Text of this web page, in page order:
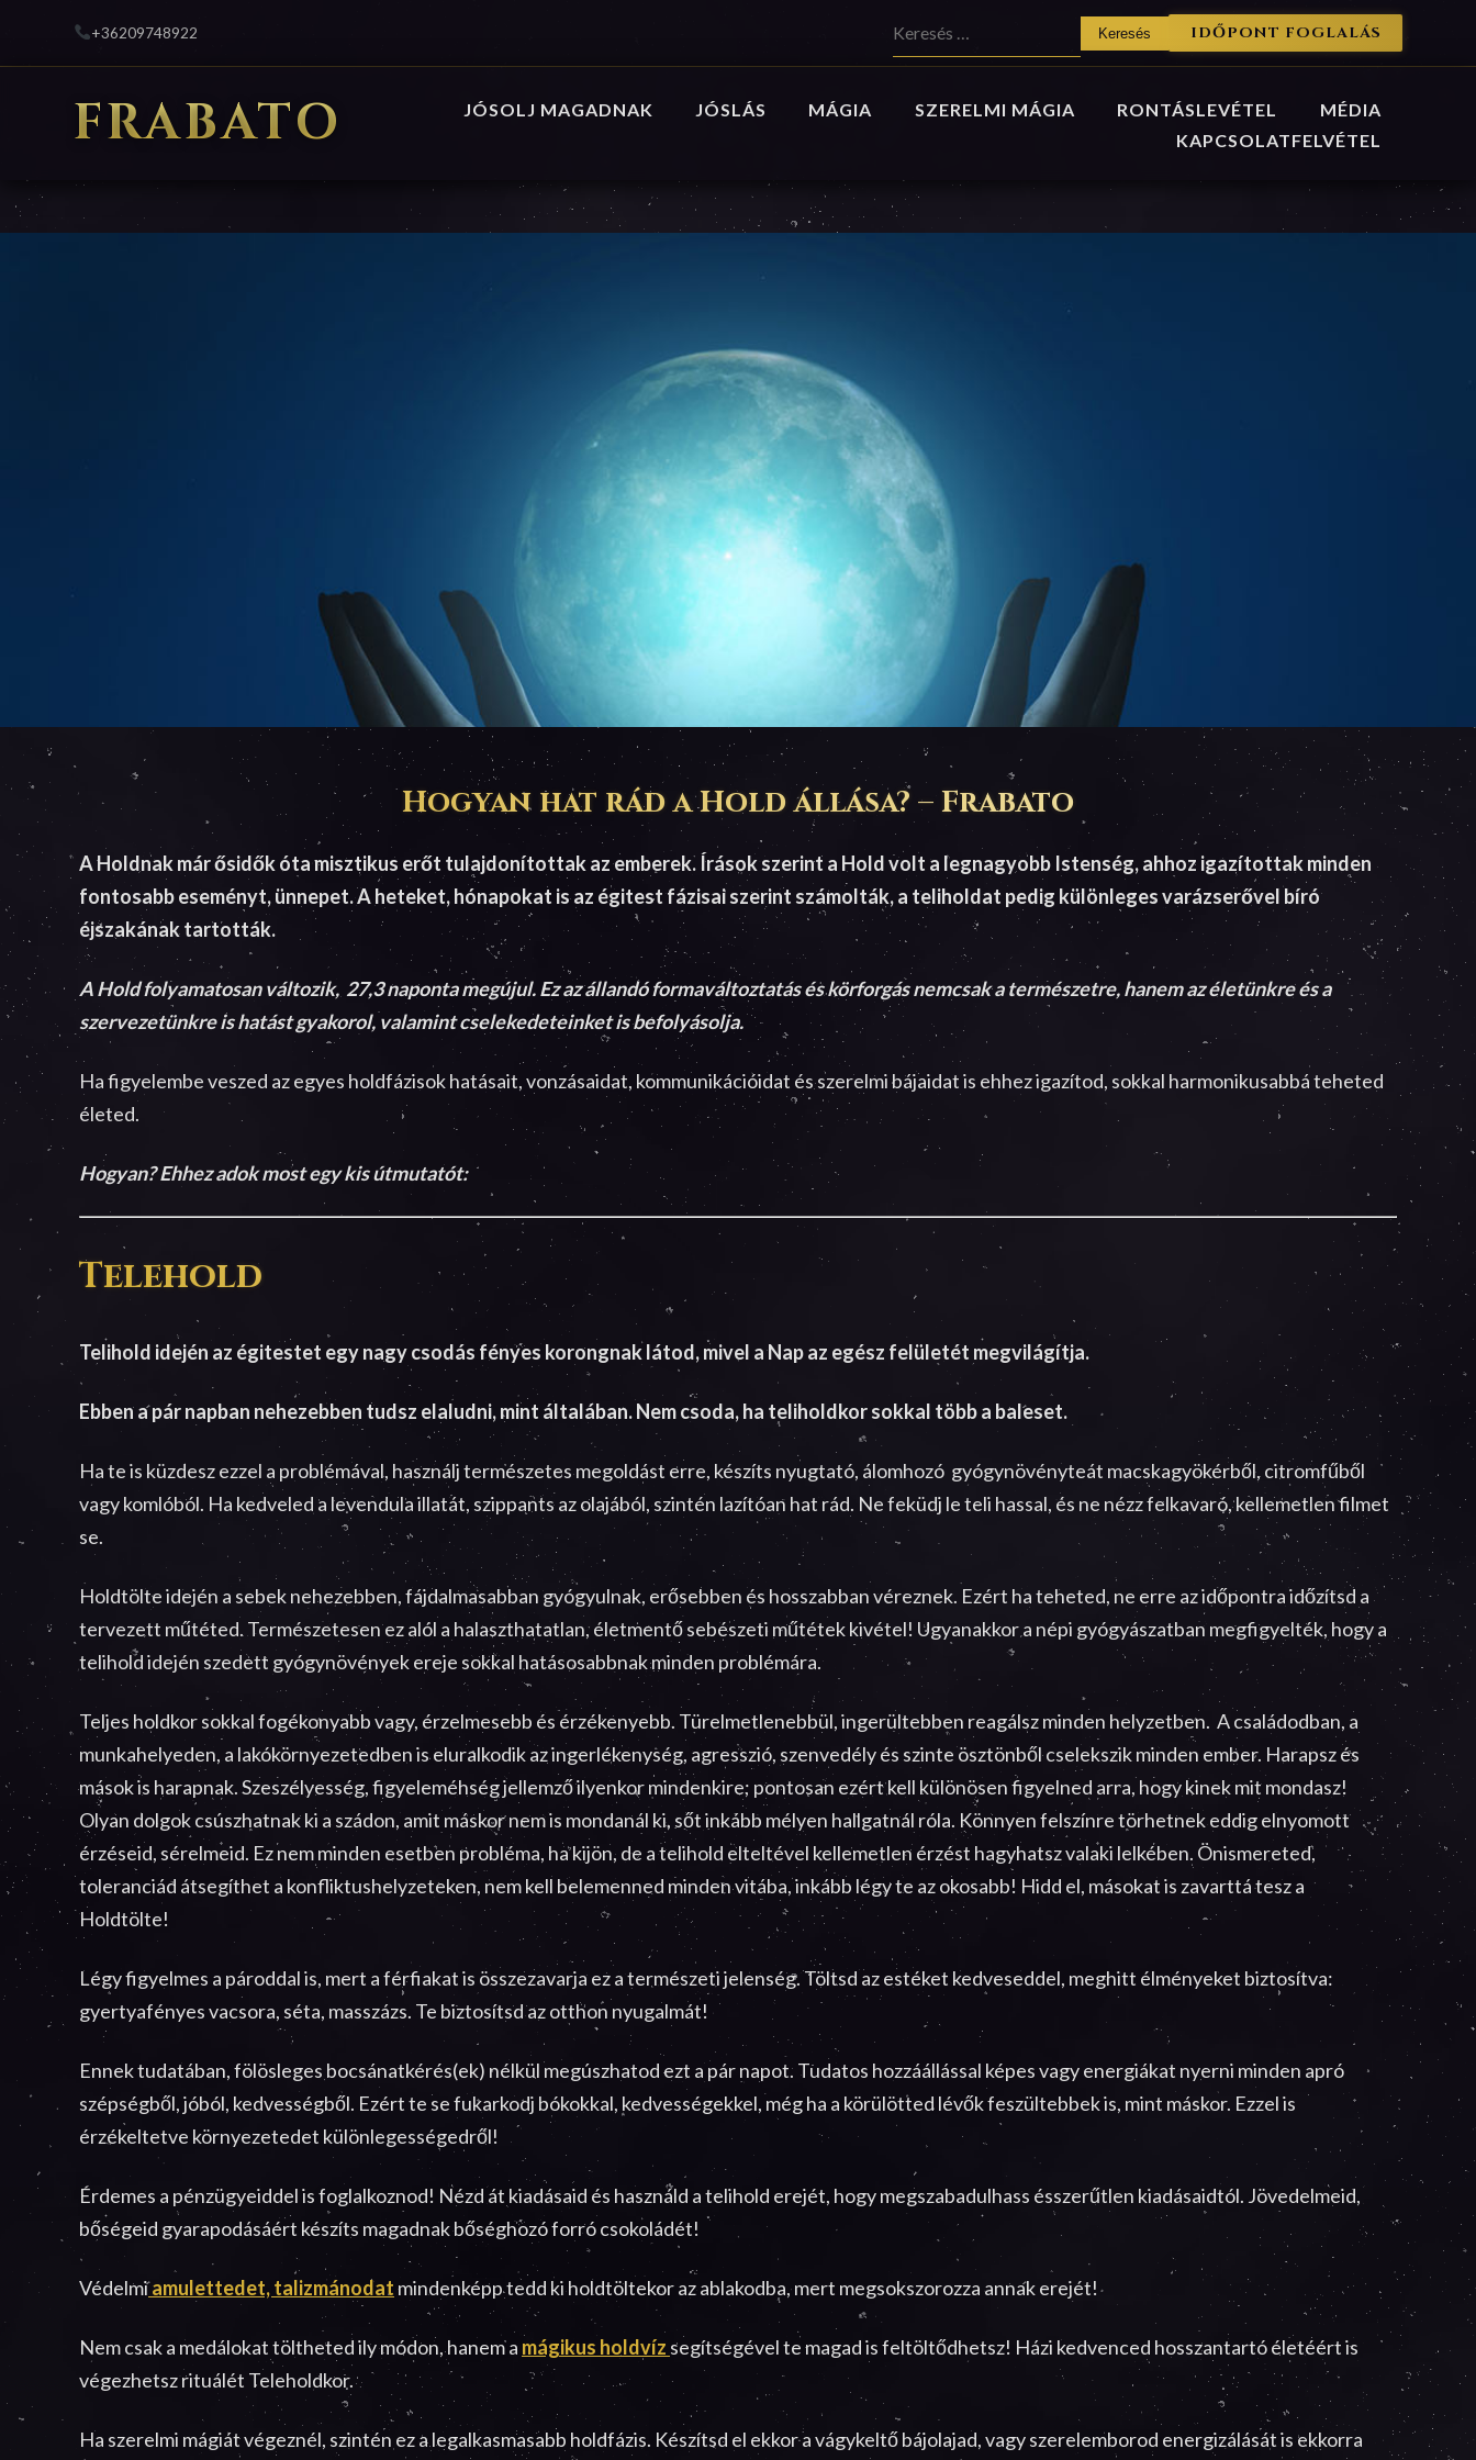
+36209748922 IDŐPONT FOGLALÁS
FRABATO JÓSOLJ MAGADNAK JÓSLÁS MÁGIA SZERELMI MÁGIA RONTÁSLEVÉTEL
MÉDIA
KAPCSOLATFELVÉTEL
Hogyan hat rád a Hold állása? – Frabato
A Holdnak már ősidők óta misztikus erőt tulajdonítottak az emberek. Írások szerint a Hold volt a legnagyobb Istenség, ahhoz igazítottak minden
fontosabb eseményt, ünnepet. A heteket, hónapokat is az égitest fázisai szerint számolták, a teliholdat pedig különleges varázserővel bíró
éjszakának tartották.
A Hold folyamatosan változik, 27,3 naponta megújul. Ez az állandó formaváltoztatás és körforgás nemcsak a természetre, hanem az életünkre és a
szervezetünkre is hatást gyakorol, valamint cselekedeteinket is befolyásolja.
Ha figyelembe veszed az egyes holdfázisok hatásait, vonzásaidat, kommunikációidat és szerelmi bájaidat is ehhez igazítod, sokkal harmonikusabbá teheted
életed.
Hogyan? Ehhez adok most egy kis útmutatót:
Telehold
Telihold idején az égitestet egy nagy csodás fényes korongnak látod, mivel a Nap az egész felületét megvilágítja.
Ebben a pár napban nehezebben tudsz elaludni, mint általában. Nem csoda, ha teliholdkor sokkal több a baleset.
Ha te is küzdesz ezzel a problémával, használj természetes megoldást erre, készíts nyugtató, álomhozó gyógynövényteát macskagyökérből, citromfűből
vagy komlóból. Ha kedveled a levendula illatát, szippants az olajából, szintén lazítóan hat rád. Ne feküdj le teli hassal, és ne nézz felkavaró, kellemetlen filmet
se.
Holdtölte idején a sebek nehezebben, fájdalmasabban gyógyulnak, erősebben és hosszabban véreznek. Ezért ha teheted, ne erre az időpontra időzítsd a
tervezett műtéted. Természetesen ez alól a halaszthatatlan, életmentő sebészeti műtétek kivétel! Ugyanakkor a népi gyógyászatban megfigyelték, hogy a
telihold idején szedett gyógynövények ereje sokkal hatásosabbnak minden problémára.
Teljes holdkor sokkal fogékonyabb vagy, érzelmesebb és érzékenyebb. Türelmetlenebbül, ingerültebben reagálsz minden helyzetben. A családodban, a
munkahelyeden, a lakókörnyezetedben is eluralkodik az ingerlékenység, agresszió, szenvedély és szinte ösztönből cselekszik minden ember. Harapsz és
mások is harapnak. Szeszélyesség, figyeleméhség jellemző ilyenkor mindenkire; pontosan ezért kell különösen figyelned arra, hogy kinek mit mondasz!
Olyan dolgok csúszhatnak ki a szádon, amit máskor nem is mondanál ki, sőt inkább mélyen hallgatnál róla. Könnyen felszínre törhetnek eddig elnyomott
érzéseid, sérelmeid. Ez nem minden esetben probléma, ha kijön, de a telihold elteltével kellemetlen érzést hagyhatsz valaki lelkében. Önismereted,
toleranciád átsegíthet a konfliktushelyzeteken, nem kell belemenned minden vitába, inkább légy te az okosabb! Hidd el, másokat is zavarttá tesz a
Holdtölte!
Légy figyelmes a pároddal is, mert a férfiakat is összezavarja ez a természeti jelenség. Töltsd az estéket kedveseddel, meghitt élményeket biztosítva:
gyertyafényes vacsora, séta, masszázs. Te biztosítsd az otthon nyugalmát!
Ennek tudatában, fölösleges bocsánatkérés(ek) nélkül megúszhatod ezt a pár napot. Tudatos hozzáállással képes vagy energiákat nyerni minden apró
szépségből, jóból, kedvességből. Ezért te se fukarkodj bókokkal, kedvességekkel, még ha a körülötted lévők feszültebbek is, mint máskor. Ezzel is
érzékeltetve környezetedet különlegességedről!
Érdemes a pénzügyeiddel is foglalkoznod! Nézd át kiadásaid és használd a telihold erejét, hogy megszabadulhass ésszerűtlen kiadásaidtól. Jövedelmeid,
bőségeid gyarapodásáért készíts magadnak bőséghozó forró csokoládét!
Védelmiamulettedet, talizmánodatmindenképp tedd ki holdtöltekor az ablakodba, mert megsokszorozza annak erejét!
Nem csak a medálokat töltheted ily módon, hanem a mágikus holdvíz segítségével te magad is feltöltődhetsz! Házi kedvenced hosszantartó életéért is
végezhetsz rituálét Teleholdkor.
Ha szerelmi mágiát végeznél, szintén ez a legalkasmasabb holdfázis. Készítsd el ekkor a vágykeltő bájolajad, vagy szerelemborod energizálását is ekkorra